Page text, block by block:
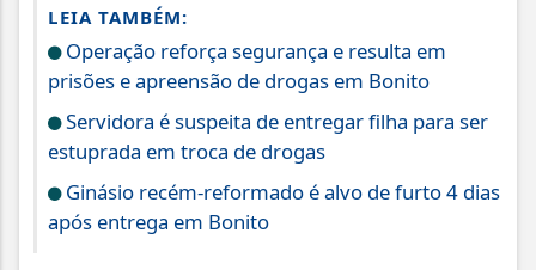
LEIA TAMBÉM:
Operação reforça segurança e resulta em
prisões e apreensão de drogas em Bonito
Servidora é suspeita de entregar filha para ser
estuprada em troca de drogas
Ginásio recém-reformado é alvo de furto 4 dias
após entrega em Bonito